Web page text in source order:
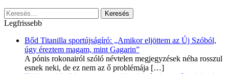
Keresés:
Legfrissebb
Bőd Titanilla sportújságíró: „Amikor eljöttem az Új Szóból,
úgy éreztem magam, mint Gagarin”
A pónis rokonairól szóló névtelen megjegyzések néha rosszul
esnek neki, de ez nem az ő problémája […]